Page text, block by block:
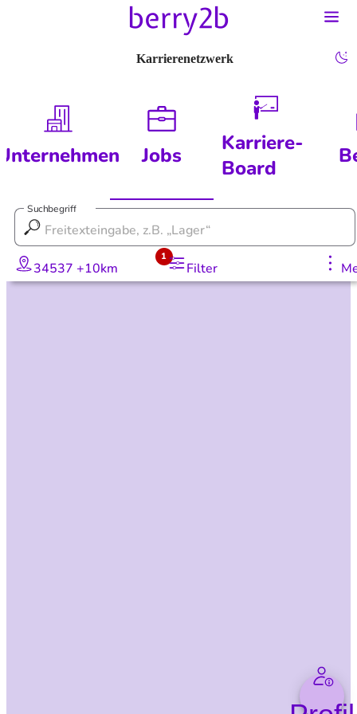
Karrierenetzwerk
Jobs
Karriere-
Board
Suchbegriff
34537 +10km Filter
1